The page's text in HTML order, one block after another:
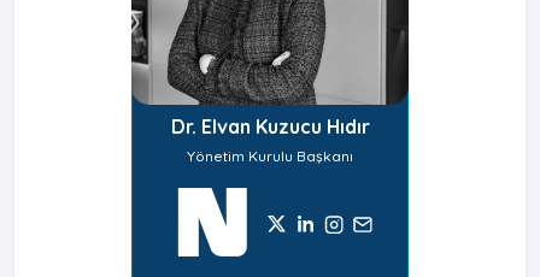
Dr. Elvan Kuzucu Hıdır
Yönetim Kurulu Başkanı